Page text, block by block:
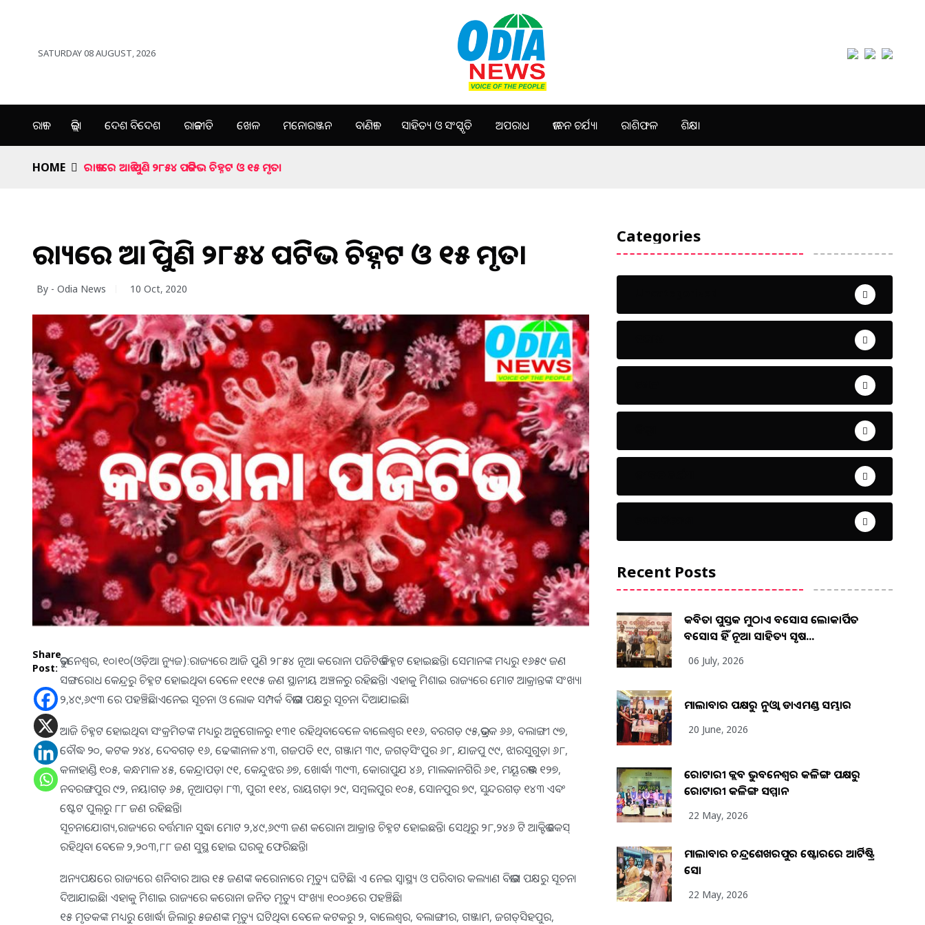
SATURDAY 08 AUGUST, 2026
ରାଜ୍ୟ ଜିଲ୍ଲା ଦେଶ ବିଦେଶ ରାଜନୀତି ଖେଳ ମନୋରଞ୍ଜନ ବାଣିଜ୍ୟ ସାହିତ୍ୟ ଓ ସଂସ୍କୃତି ଅପରାଧ ଜୀବନ ଚର୍ଯ୍ୟା ରାଶିଫଳ ଶିକ୍ଷା
HOME ରାଜ୍ୟରେ ଆଜି ପୁଣି ୨୮୫୪ ପଜିଟିଭ ଚିହ୍ନଟ ଓ ୧୫ ମୃତ।
ରାଜ୍ୟରେ ଆଜି ପୁଣି ୨୮୫୪ ପଜିଟିଭ ଚିହ୍ନଟ ଓ ୧୫ ମୃତ।
By - Odia News 10 Oct, 2020
Share
Post:
ଭୁବନେଶ୍ୱର, ୧୦।୧୦(ଓଡ଼ିଆ ନ୍ୟୁଜ):ରାଜ୍ୟରେ ଆଜି ପୁଣି ୨୮୫୪ ନୂଆ କରୋନା ପଜିଟିଭ ଚିହ୍ନଟ ହୋଇଛନ୍ତି। ସେମାନଙ୍କ ମଧ୍ୟରୁ ୧୬୫୯ ଜଣ
ସଙ୍ଗରୋଧ କେନ୍ଦ୍ରରୁ ଚିହ୍ନଟ ହୋଇଥିବା ବେଳେ ୧୧୯୫ ଜଣ ସ୍ଥାନୀୟ ଅଞ୍ଚଳରୁ ରହିଛନ୍ତି। ଏହାକୁ ମିଶାଇ ରାଜ୍ୟରେ ମୋଟ ଆକ୍ରାନ୍ତଙ୍କ ସଂଖ୍ୟା
୨,୪୯,୬୯୩ ରେ ପହଞ୍ଚିଛି।ଏନେଇ ସୂଚନା ଓ ଲୋକ ସମ୍ପର୍କ ବିଭାଗ ପକ୍ଷରୁ ସୂଚନା ଦିଆଯାଇଛି।
ଆଜି ଚିହ୍ନଟ ହୋଇଥିବା ସଂକ୍ରମିତଙ୍କ ମଧ୍ୟରୁ ଅନୁଗୋଳରୁ ୧୩୧ ରହିଥିବାବେଳେ ବାଲେଶ୍ୱର ୧୧୬, ବରଗଡ଼ ୯୫,ଭଦ୍ରକ ୬୬, ବଲାଙ୍ଗୀ ୯୭,
ବୌଦ୍ଧ ୨୦, କଟକ ୨୪୪, ଦେବଗଡ଼ ୧୬, ଢେଙ୍କାନାଳ ୪୩, ଗଜପତି ୧୯, ଗଞ୍ଜାମ ୩୯, ଜଗତ୍‌ସିଂପୁର ୬୮, ଯାଜପୁ ୯୯, ଝାରସୁଗୁଡ଼ା ୬୮,
କଳାହାଣ୍ଡି ୧୦୫, କନ୍ଧମାଳ ୪୫, କେନ୍ଦ୍ରାପଡ଼ା ୯୧, କେନ୍ଦୁଝର ୬୭, ଖୋର୍ଦ୍ଧା ୩୯୩, କୋରାପୁଯ ୪୬, ମାଲକାନଗିରି ୬୧, ମୟୂରଭଞ୍ଜ ୧୨୭,
ନବରଙ୍ଗପୁର ୯୨, ନୟାଗଡ଼ ୬୫, ନୂଆପଡ଼ା ୮୩, ପୁରୀ ୧୧୪, ରାୟଗଡ଼ା ୨୯, ସମ୍ବଲପୁର ୧୦୫, ସୋନପୁର ୭୯, ସୁନ୍ଦରଗଡ଼ ୧୪୩ ଏବଂ
ଷ୍ଟେଟ ପୁଲ୍‌ରୁ ୮୮ ଜଣ ରହିଛନ୍ତି।
ସୂଚନାଯୋଗ୍ୟ,ରାଜ୍ୟରେ ବର୍ତ୍ତମାନ ସୁଦ୍ଧା ମୋଟ ୨,୪୯,୬୯୩ ଜଣ କରୋନା ଆକ୍ରାନ୍ତ ଚିହ୍ନଟ ହୋଇଛନ୍ତି। ସେଥିରୁ ୨୮,୨୪୬ ଟି ଆକ୍ଟିଭ କେସ୍‌
ରହିଥିବା ବେଳେ ୨,୨୦୩,୮୮ ଜଣ ସୁସ୍ଥ ହୋଇ ଘରକୁ ଫେରିଛନ୍ତି।
ଅନ୍ୟପକ୍ଷରେ ରାଜ୍ୟରେ ଶନିବାର ଆଉ ୧୫ ଜଣଙ୍କ କରୋନାରେ ମୃତ୍ୟୁ ଘଟିଛି। ଏ ନେଇ ସ୍ବାସ୍ଥ୍ୟ ଓ ପରିବାର କଲ୍ୟାଣ ବିଭାଗ ପକ୍ଷରୁ ସୂଚନା
ଦିଆଯାଇଛି। ଏହାକୁ ମିଶାଇ ରାଜ୍ୟରେ କରୋନା ଜନିତ ମୃତ୍ୟୁ ସଂଖ୍ୟା ୧୦୦୬ରେ ପହଞ୍ଚିଛି।
୧୫ ମୃତକଙ୍କ ମଧ୍ୟରୁ ଖୋର୍ଦ୍ଧା ଜିଲାରୁ ୫ଜଣଙ୍କ ମୃତ୍ୟୁ ଘଟିଥିବା ବେଳେ କଟକରୁ ୨, ବାଲେଶ୍ୱର, ବଲାଙ୍ଗୀର, ଗଞ୍ଜାମ, ଜଗତ୍‌ସିହପୁର,
Categories
Recent Posts
କବିତା ପୁସ୍ତକ ମୁଠାଏ ଅବସୋସ ଲୋକାର୍ପିତ
ଅବସୋସ ହିଁ ନୂଆ ସାହିତ୍ୟ ସୃଷ...
06 July, 2026
ମାଲାବାର ପକ୍ଷରୁ ନୁଓ୍ବା ଡାଏମଣ୍ଡ ସମ୍ଭାର
20 June, 2026
ରୋଟାରୀ କ୍ଲବ ଭୁବନେଶ୍ୱର କଳିଙ୍ଗ ପକ୍ଷରୁ
ରୋଟାରୀ କଳିଙ୍ଗ ସମ୍ମାନ
22 May, 2026
ମାଲାବାର ଚନ୍ଦ୍ରଶେଖରପୁର ଷ୍ଟୋରରେ ଆର୍ଟିଷ୍ଟ୍ରି
ସୋ
22 May, 2026